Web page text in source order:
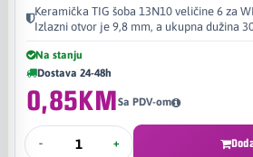
Keramička TIG šoba 13N10 veličine 6 za
Izlazni otvor je 9,8 mm, a ukupna dužina
Na stanju
Dostava 24-48h
0,85KMSa PDV-om
- +